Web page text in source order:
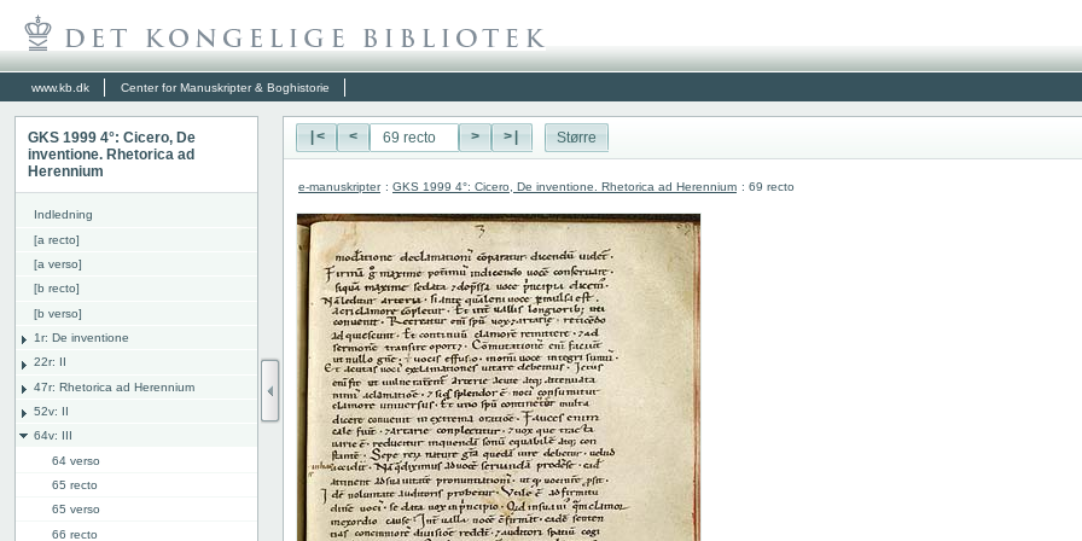
www.kb.dk Center for Manuskripter & Boghistorie
GKS 1999 4°: Cicero, De
inventione. Rhetorica ad
Herennium
Indledning
[a recto]
[a verso]
[b recto]
[b verso]
1r: De inventione
22r: II
47r: Rhetorica ad Herennium
52v: II
64v: III
64 verso
65 recto
65 verso
66 recto
|< < > >| Større
e-manuskripter : GKS 1999 4°: Cicero, De inventione. Rhetorica ad Herennium : 69 recto